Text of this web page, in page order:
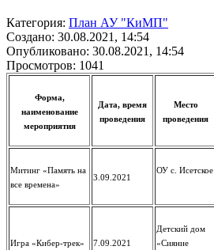
Категория: План АУ "КиМП"
Создано: 30.08.2021, 14:54
Опубликовано: 30.08.2021, 14:54
Просмотров: 1041
Форма,
наименование
мероприятия
Дата, время
проведения
Место
проведения
Митинг «Память на
все времена»
3.09.2021
ОУ с. Исетское
Игра «Кибер-трек» 7.09.2021
Детский дом
«Сияние